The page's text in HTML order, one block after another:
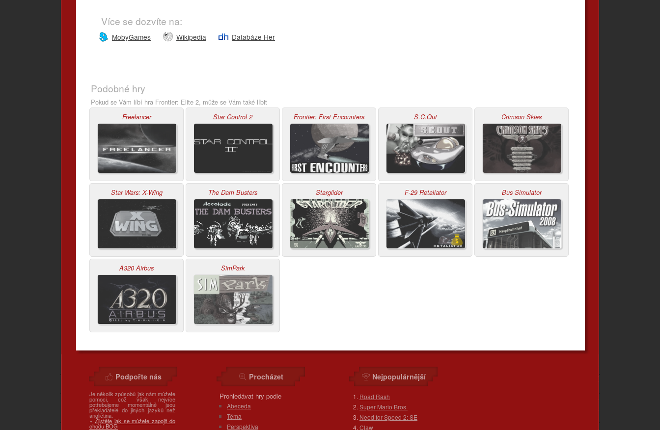
Více se dozvíte na:
MobyGames Wikipedia Databáze Her
Podobné hry
Pokud se Vám líbí hra Frontier: Elite 2, může se Vám také líbit
Freelancer Star Control 2 Frontier: First Encounters S.C.Out Crimson Skies
Star Wars: X-Wing The Dam Busters Starglider F-29 Retaliator Bus Simulator
A320 Airbus SimPark
Podpořte nás
Je několik způsobů jak nám můžete
pomoci, což však nejvíce
potřebujeme momentálně jsou
překladatelé do jiných jazyků než
angličtina.
» Zjistěte jak se můžete zapojit do
chodu BOG
Procházet
Prohledávat hry podle
Abeceda
Téma
Perspektíva
Nejpopulárnější
Road Rash
Super Mario Bros.
Need for Speed 2: SE
Claw